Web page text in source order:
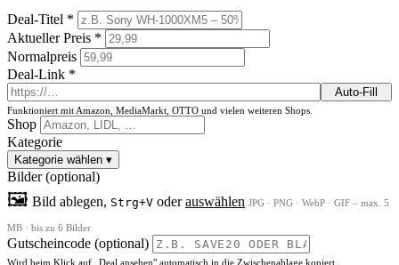
Deal-Titel *
Aktueller Preis *
Normalpreis
Deal-Link *
Auto-Fill
Funktioniert mit Amazon, MediaMarkt, OTTO und vielen weiteren Shops.
Shop
Kategorie
Kategorie wählen ▾
Bilder (optional)
🖼 Bild ablegen, Strg+V oderauswählen JPG · PNG · WebP · GIF – max. 5
MB · bis zu 6 Bilder
Gutscheincode (optional)
Wird beim Klick auf „Deal ansehen" automatisch in die Zwischenablage kopiert.